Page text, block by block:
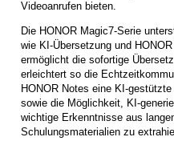
Videoanrufen bieten.
Die HONOR Magic7-Serie
wie KI-Übersetzung und
ermöglicht die sofortige
erleichtert so die
HONOR Notes eine KI-
sowie die Möglichkeit, KI-
wichtige Erkenntnisse aus
Schulungsmaterialien zu